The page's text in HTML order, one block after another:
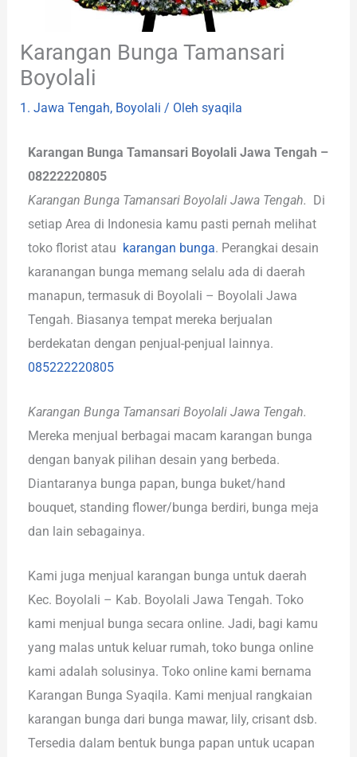
Karangan Bunga Tamansari
Boyolali
1. Jawa Tengah, Boyolali / Olehsyaqila
Karangan Bunga Tamansari Boyolali Jawa Tengah –
08222220805
Karangan Bunga Tamansari Boyolali Jawa Tengah. Di
setiap Area di Indonesia kamu pasti pernah melihat
toko florist atau karangan bunga. Perangkai desain
karanangan bunga memang selalu ada di daerah
manapun, termasuk di Boyolali – Boyolali Jawa
Tengah. Biasanya tempat mereka berjualan
berdekatan dengan penjual-penjual lainnya.
085222220805
Karangan Bunga Tamansari Boyolali Jawa Tengah.
Mereka menjual berbagai macam karangan bunga
dengan banyak pilihan desain yang berbeda.
Diantaranya bunga papan, bunga buket/hand
bouquet, standing flower/bunga berdiri, bunga meja
dan lain sebagainya.
Kami juga menjual karangan bunga untuk daerah
Kec. Boyolali – Kab. Boyolali Jawa Tengah. Toko
kami menjual bunga secara online. Jadi, bagi kamu
yang malas untuk keluar rumah, toko bunga online
kami adalah solusinya. Toko online kami bernama
Karangan Bunga Syaqila. Kami menjual rangkaian
karangan bunga dari bunga mawar, lily, crisant dsb.
Tersedia dalam bentuk bunga papan untuk ucapan